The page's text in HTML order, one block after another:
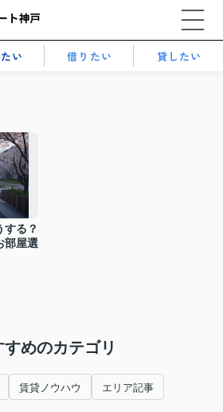
い 借りたい 貸したい
する？
部屋選
すめのカテゴリ
賃貸ノウハウ エリア記事